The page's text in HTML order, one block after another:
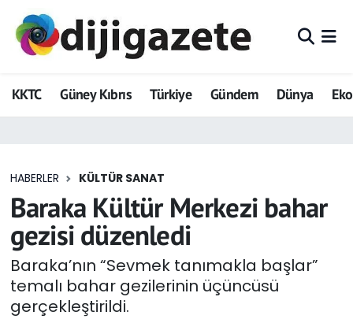
KKTC Güney Kıbrıs Türkiye Gündem Dünya
HABERLER KÜLTÜR SANAT
Baraka Kültür Merkezi bahar
gezisi düzenledi
Baraka’nın “Sevmek tanımakla başlar”
temalı bahar gezilerinin üçüncüsü
gerçekleştirildi.
ADVERTORIAL
Dijigazete
Eğitim
Ekonomi
Foto Galeri
GEZİ
Hava Durumu
Trafik Durumu
Tüm Manşetler
Son Dakika Haberleri
Haber Arşivi